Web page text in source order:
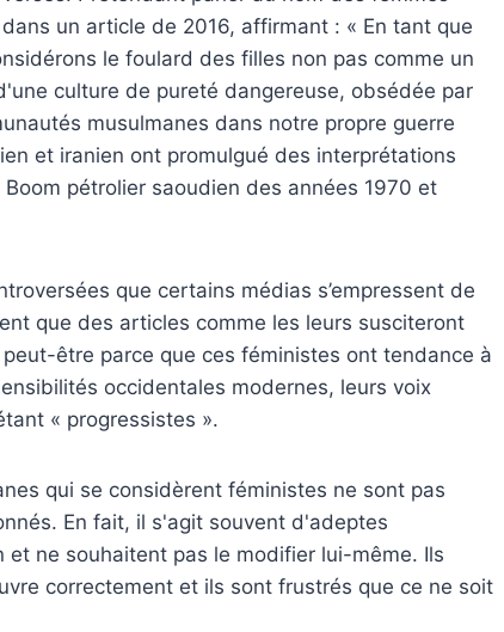
un article de 2016, affirmant : « En tant que
le foulard des filles non pas comme un
culture de pureté dangereuse, obsédée par
musulmanes dans notre propre guerre
et iranien ont promulgué des interprétations
pétrolier saoudien des années 1970 et
que certains médias s’empressent de
que des articles comme les leurs susciteront
être parce que ces féministes ont tendance à
occidentales modernes, leurs voix
« progressistes ».
qui se considèrent féministes ne sont pas
En fait, il s'agit souvent d'adeptes
ne souhaitent pas le modifier lui-même. Ils
correctement et ils sont frustrés que ce ne soit